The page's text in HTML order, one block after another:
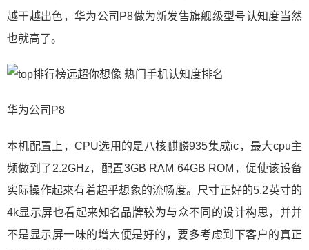
越干越出色，华为公司P8做为新发售旗舰级型号认知度当然
也就高了。
华为公司P8
本机配置上，CPU选用的是八核麒麟935集成ic，最大cpu主
频做到了2.2GHz，配置3GB RAM 64GB ROM，促使该设备
实际操作起來有着超乎想象的流畅度。尺寸正好的5.2英寸的
4k显示屏也看起来知名品牌较为与众不同的设计构思，并并
不是显示屏一味的增大便是好的，要多考虑到下客户的真正